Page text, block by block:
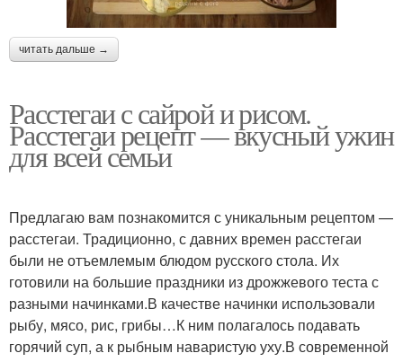
читать дальше →
Расстегаи с сайрой и рисом.
Расстегаи рецепт — вкусный ужин
для всей семьи
Предлагаю вам познакомится с уникальным рецептом —
расстегаи. Традиционно, с давних времен расстегаи
были не отъемлемым блюдом русского стола. Их
готовили на большие праздники из дрожжевого теста с
разными начинками.В качестве начинки использовали
рыбу, мясо, рис, грибы…К ним полагалось подавать
горячий суп, а к рыбным наваристую уху.В современной